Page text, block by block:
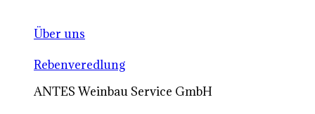
Über uns
Rebenveredlung
ANTES Weinbau Service GmbH